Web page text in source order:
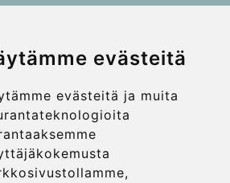
evästeitä
evästeitä ja muita
Blog
cookies preferences
Contact